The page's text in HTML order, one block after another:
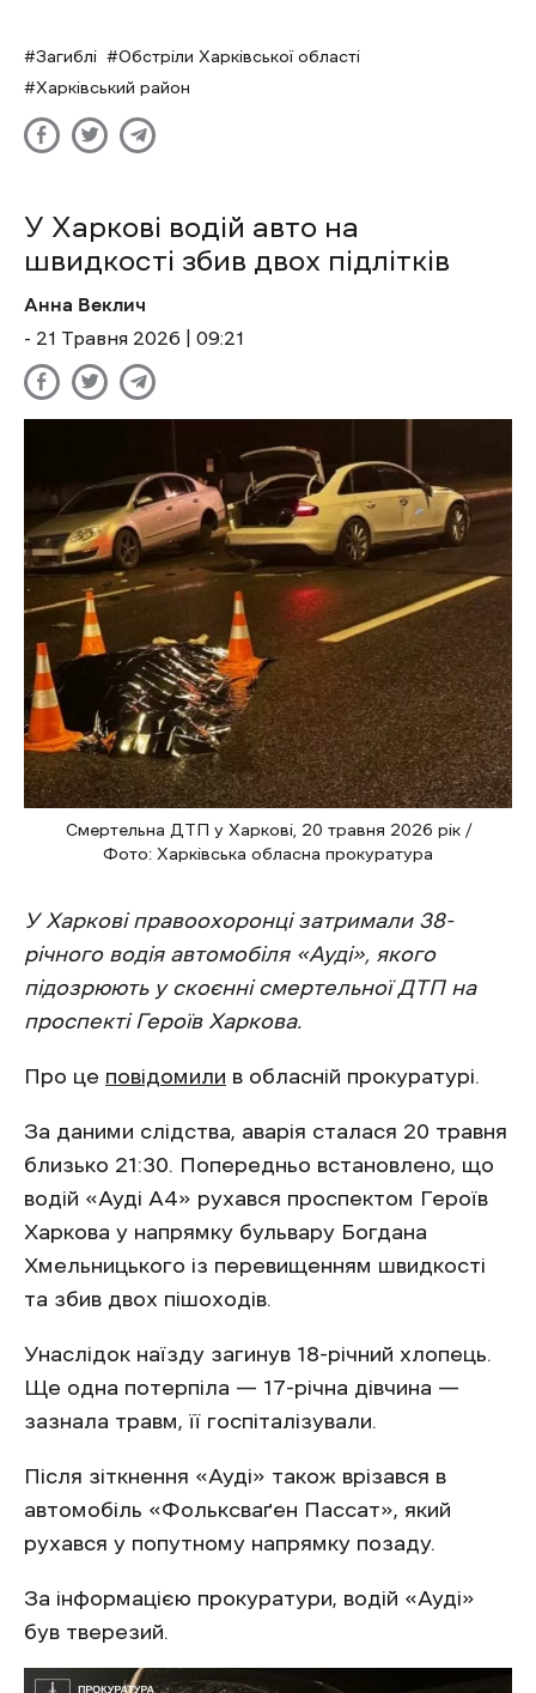
Загиблі
Обстріли Харківської області
Харківський район
У Харкові водій авто на
швидкості збив двох підлітків
Анна Веклич
- 21 Травня 2026 | 09:21
Смертельна ДТП у Харкові, 20 травня 2026 рік /
Фото: Харківська обласна прокуратура
У Харкові правоохоронці затримали 38-
річного водія автомобіля «Ауді», якого
підозрюють у скоєнні смертельної ДТП на
проспекті Героїв Харкова.
Про це повідомили в обласній прокуратурі.
За даними слідства, аварія сталася 20 травня
близько 21:30. Попередньо встановлено, що
водій «Ауді A4» рухався проспектом Героїв
Харкова у напрямку бульвару Богдана
Хмельницького із перевищенням швидкості
та збив двох пішоходів.
Унаслідок наїзду загинув 18-річний хлопець.
Ще одна потерпіла — 17-річна дівчина —
зазнала травм, її госпіталізували.
Після зіткнення «Ауді» також врізався в
автомобіль «Фольксваґен Пассат», який
рухався у попутному напрямку позаду.
За інформацією прокуратури, водій «Ауді»
був тверезий.